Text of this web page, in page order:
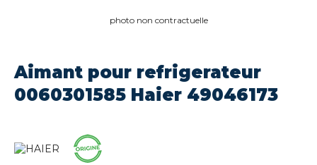
photo non contractuelle
Aimant pour refrigerateur
0060301585 Haier 49046173